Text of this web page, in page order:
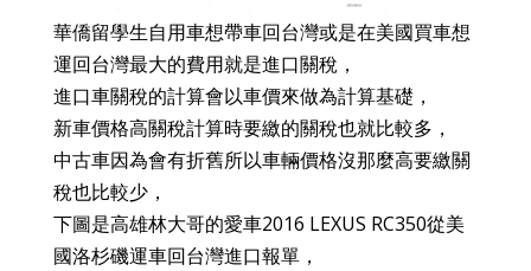
華僑留學生自用車想帶車回台灣或是在美國買車想
運回台灣最大的費用就是進口關稅，
進口車關稅的計算會以車價來做為計算基礎，
新車價格高關稅計算時要繳的關稅也就比較多，
中古車因為會有折舊所以車輛價格沒那麼高要繳關
稅也比較少，
下圖是高雄林大哥的愛車2016 LEXUS RC350從美
國洛杉磯運車回台灣進口報單，